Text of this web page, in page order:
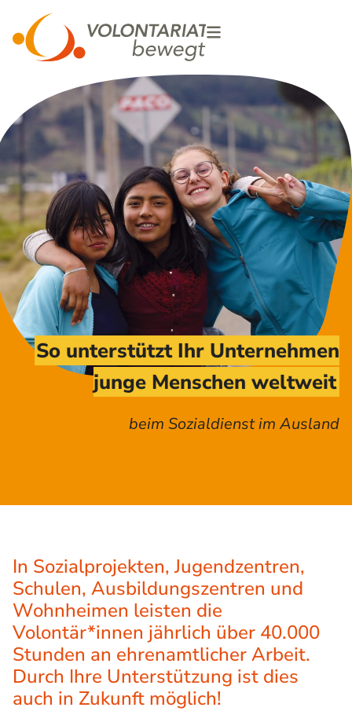
So unterstützt Ihr Unternehmen
junge Menschen weltweit
beim Sozialdienst im Ausland
In Sozialprojekten, Jugendzentren,
Schulen, Ausbildungszentren und
Wohnheimen leisten die
Volontär*innen jährlich über 40.000
Stunden an ehrenamtlicher Arbeit.
Durch Ihre Unterstützung ist dies
auch in Zukunft möglich!